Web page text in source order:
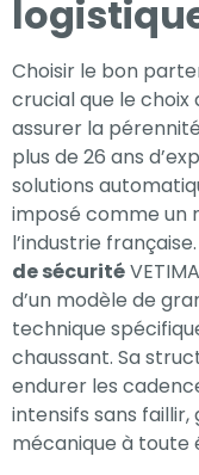
Choisir le bon
crucial que le
assurer la
plus de 26 ans
solutions
imposé comme un
l’industrie française.
de sécurité
d’un modèle de
technique
chaussant. Sa
endurer les
intensifs sans
mécanique à toute